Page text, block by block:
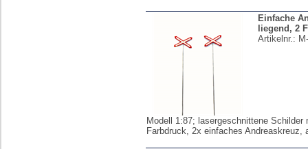
Einfache
liegend, 2
Artikelnr.:
Modell 1:87; lasergeschnittene Schilder
Farbdruck, 2x einfaches Andreaskreuz,